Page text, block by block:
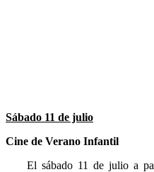
Sábado 11 de julio
Cine de Verano Infantil
El sábado 11 de julio a